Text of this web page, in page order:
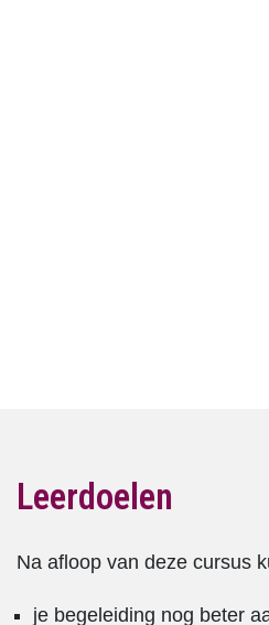
Leerdoelen
Na afloop van deze cursus
je begeleiding nog beter